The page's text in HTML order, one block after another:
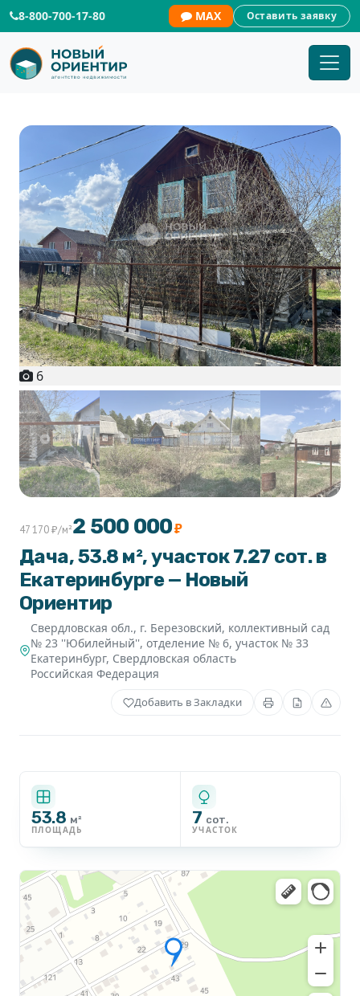
8-800-700-17-80 MAX Оставить заявку
6
Дача, 53.8 м², участок 7.27 сот. в
Екатеринбурге — Новый
Ориентир
Свердловская обл., г. Березовский, коллективный сад
№ 23 ''Юбилейный'', отделение № 6, участок № 33
Екатеринбург, Свердловская область
Российская Федерация
47 170 ₽/м²2 500 000₽
Добавить в Закладки
53.8 м²
ПЛОЩАДЬ
7 сот.
УЧАСТОК